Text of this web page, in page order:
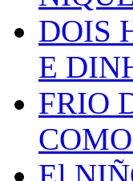
DOIS
E
FRIO